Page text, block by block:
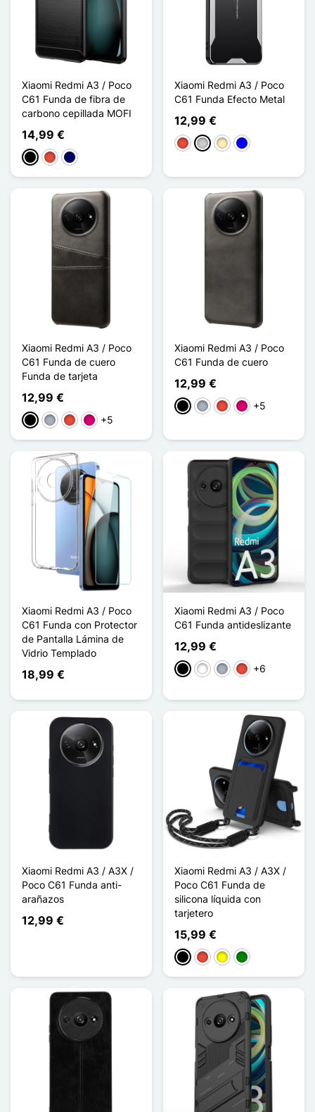
Xiaomi Redmi A3 / Poco
C61 Funda de fibra de
carbono cepillada MOFI
14,99 €
NegroRojoAzul marino
Xiaomi Redmi A3 / Poco
C61 Funda Efecto Metal
12,99 €
RojoPlataOro Azul
Xiaomi Redmi A3 / Poco
C61 Funda de cuero
Funda de tarjeta
12,99 €
NegroGris RojoMagenta
+5
Xiaomi Redmi A3 / Poco
C61 Funda de cuero
12,99 €
NegroGris RojoMagenta
+5
Xiaomi Redmi A3 / Poco
C61 Funda con Protector
de Pantalla Lámina de
Vidrio Templado
18,99 €
Xiaomi Redmi A3 / Poco
C61 Funda antideslizante
12,99 €
NegroBlanco
Gris Rojo+6
Xiaomi Redmi A3 / A3X /
Poco C61 Funda anti-
arañazos
12,99 €
Xiaomi Redmi A3 / A3X /
Poco C61 Funda de
silicona líquida con
tarjetero
15,99 €
NegroRojoAmarillo
Verde